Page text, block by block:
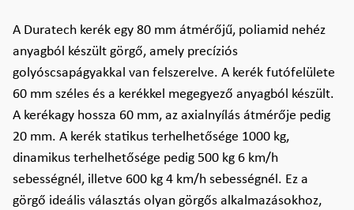
A Duratech kerék egy 80 mm átmérőjű, poliamid nehéz
anyagból készült görgő, amely precíziós
golyóscsapágyakkal van felszerelve. A kerék futófelülete
60 mm széles és a kerékkel megegyező anyagból készült.
A kerékagy hossza 60 mm, az axialnyílás átmérője pedig
20 mm. A kerék statikus terhelhetősége 1000 kg,
dinamikus terhelhetősége pedig 500 kg 6 km/h
sebességnél, illetve 600 kg 4 km/h sebességnél. Ez a
görgő ideális választás olyan görgős alkalmazásokhoz,